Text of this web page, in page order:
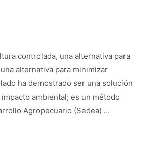
controlada, una alternativa para
alternativa para minimizar
ha demostrado ser una solución
ambiental; es un método
Agropecuario (Sedea) …